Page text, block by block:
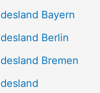
Bayern
Berlin
Bremen